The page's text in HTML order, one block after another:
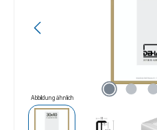
Abbildung ähnlich